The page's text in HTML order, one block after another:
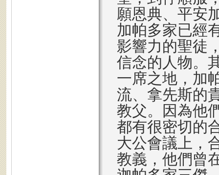
願恩典、平安
加帕多家已經
影響力的聖徒
信念的人物。
一席之地，加
流、拿先斯的
教父。因為他
都有很密切的
大公會議上，
教義，他們曾